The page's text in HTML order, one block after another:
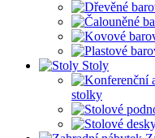
Stoly
stolky